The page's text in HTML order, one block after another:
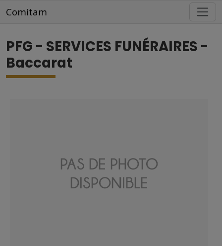
Comitam
PFG - SERVICES FUNÉRAIRES -
Baccarat